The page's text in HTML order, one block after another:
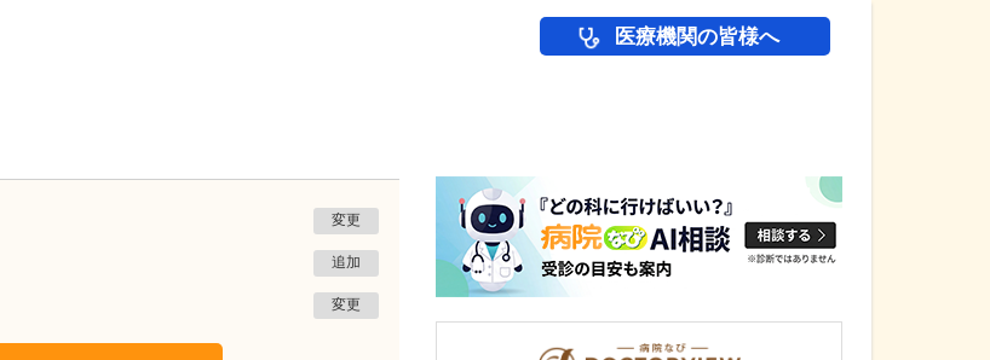
医療機関の皆様へ
変更
追加
変更